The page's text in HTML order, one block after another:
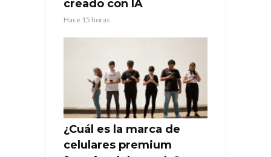
creado con IA
Hace 15 horas
¿Cuál es la marca de
celulares premium